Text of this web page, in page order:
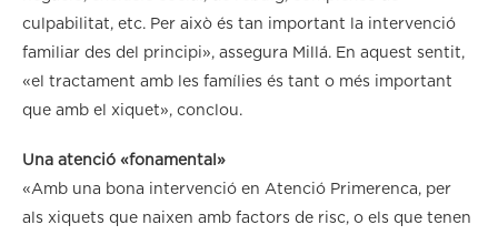
culpabilitat, etc. Per això és tan important la intervenció
familiar des del principi», assegura Millá. En aquest sentit,
«el tractament amb les famílies és tant o més important
que amb el xiquet», conclou.
Una atenció «fonamental»
«Amb una bona intervenció en Atenció Primerenca, per
als xiquets que naixen amb factors de risc, o els que tenen